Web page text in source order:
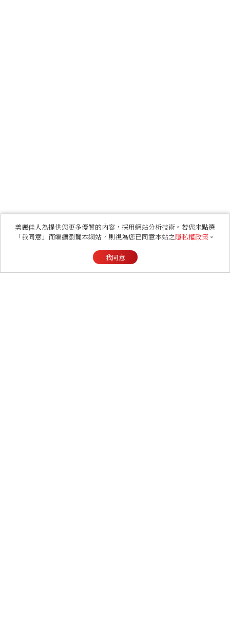
美麗佳人為提供您更多優質的內容，採用網站分析技術。若您未點選
「我同意」而繼續瀏覽本網站，則視為您已同意本站之隱私權政策 。
我同意